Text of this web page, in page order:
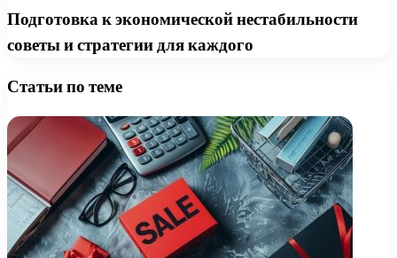
Подготовка к экономической нестабильности
советы и стратегии для каждого
Статьи по теме